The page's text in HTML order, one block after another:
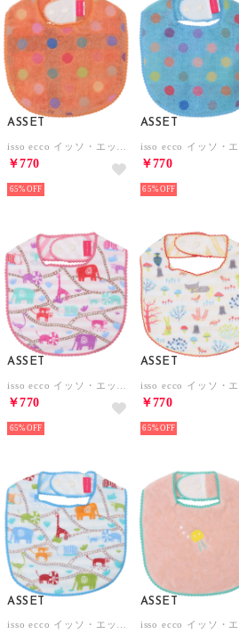
ASSET
￥770
65%
ASSET
￥770
65%
ASSET
￥770
65%
ASSET
￥770
65%
ASSET ASSET